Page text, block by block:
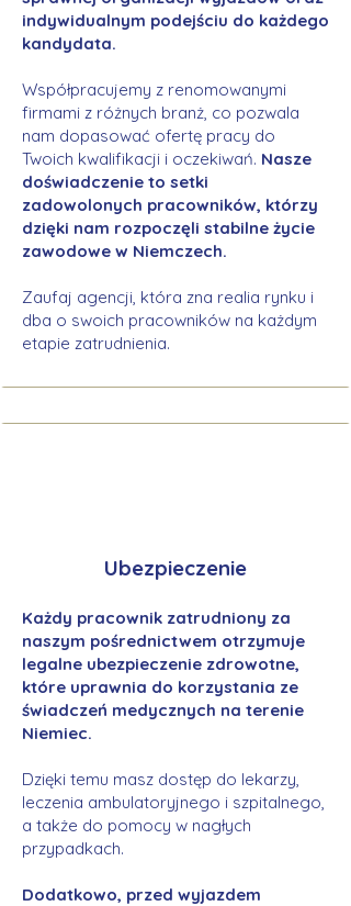
indywidualnym podejściu do każdego
kandydata.
Współpracujemy z renomowanymi
firmami z różnych branż, co pozwala
nam dopasować ofertę pracy do
Twoich kwalifikacji i oczekiwań. Nasze
doświadczenie to setki
zadowolonych pracowników, którzy
dzięki nam rozpoczęli stabilne życie
zawodowe w Niemczech.
Zaufaj agencji, która zna realia rynku i
dba o swoich pracowników na każdym
etapie zatrudnienia.
Ubezpieczenie
Każdy pracownik zatrudniony za
naszym pośrednictwem otrzymuje
legalne ubezpieczenie zdrowotne,
które uprawnia do korzystania ze
świadczeń medycznych na terenie
Niemiec.
Dzięki temu masz dostęp do lekarzy,
leczenia ambulatoryjnego i szpitalnego,
a także do pomocy w nagłych
przypadkach.
Dodatkowo, przed wyjazdem